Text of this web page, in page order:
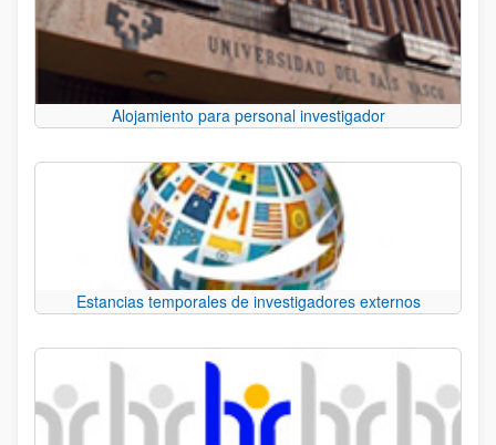
Alojamiento para personal investigador
Estancias temporales de investigadores externos